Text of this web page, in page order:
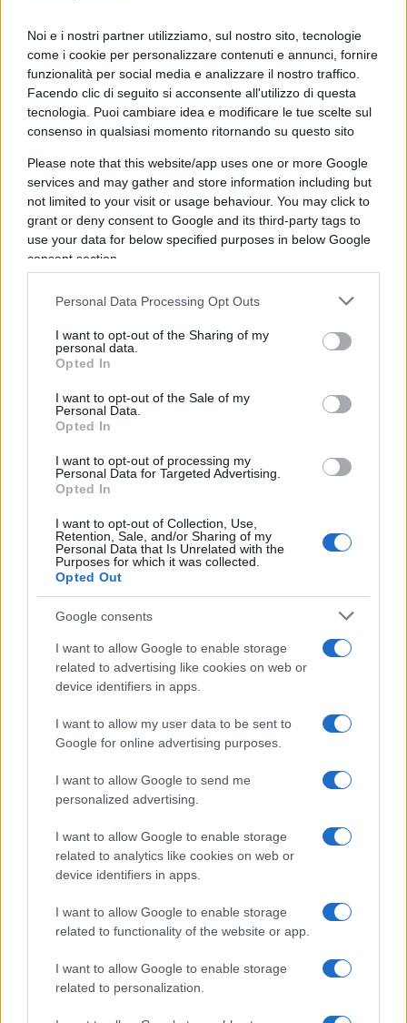
Noi e i nostri partner utilizziamo, sul nostro sito, tecnologie
come i cookie per personalizzare contenuti e annunci, fornire
funzionalità per social media e analizzare il nostro traffico.
Facendo clic di seguito si acconsente all'utilizzo di questa
tecnologia. Puoi cambiare idea e modificare le tue scelte sul
consenso in qualsiasi momento ritornando su questo sito
Please note that this website/app uses one or more Google
services and may gather and store information including but
not limited to your visit or usage behaviour. You may click to
grant or deny consent to Google and its third-party tags to
use your data for below specified purposes in below Google
consent section.
Personal Data Processing Opt Outs
I want to opt-out of the Sharing of my
personal data.
Opted In
I want to opt-out of the Sale of my
Personal Data.
Opted In
I want to opt-out of processing my
Personal Data for Targeted Advertising.
Opted In
I want to opt-out of Collection, Use,
Retention, Sale, and/or Sharing of my
Personal Data that Is Unrelated with the
Purposes for which it was collected.
Opted Out
Google consents
I want to allow Google to enable storage
related to advertising like cookies on web or
device identifiers in apps.
I want to allow my user data to be sent to
Google for online advertising purposes.
I want to allow Google to send me
personalized advertising.
I want to allow Google to enable storage
related to analytics like cookies on web or
device identifiers in apps.
I want to allow Google to enable storage
related to functionality of the website or app.
I want to allow Google to enable storage
related to personalization.
Le reazioni del governo e delle
autorità
Il ministro dell’Interno,
come “un vero e proprio atto di guerriglia urbana”.
“Quanto accaduto oggi in Val di Susa, durante la
manifestazione legata al cosiddetto ‘Festival
Dietro la facciata di un evento ‘culturale’ si è
consumata l’ennesima, inaccettabile azione di
violenza organizzata ai danni dello Stato, delle sue
infrastrutture e di chi le difende”, ha dichiarato.
perfettamente coordinati, hanno sfondato
recinzioni, incendiato strutture, lanciato pietre e
fumogeni contro le Forze dell’Ordine. Non si è
trattato di dissenso, ma di un vero e proprio atto
di guerriglia urbana”. Il ministro ha garantito
massimo sostegno alle forze dell’ordine
impegnate a contenere la situazione.
L’intervento dei rappresentanti
politici e il dibattito sulla
sicurezza
Matteo Salvini, ministro delle Infrastrutture e dei
Trasporti, ha espresso il suo sostegno alle forze
dell’ordine e la “determinazione affinché questi
malviventi siano messi in condizione di non
nuocere”. In una nota pubblicata in rete, ha
annunciato la sua presenza in zona per portare